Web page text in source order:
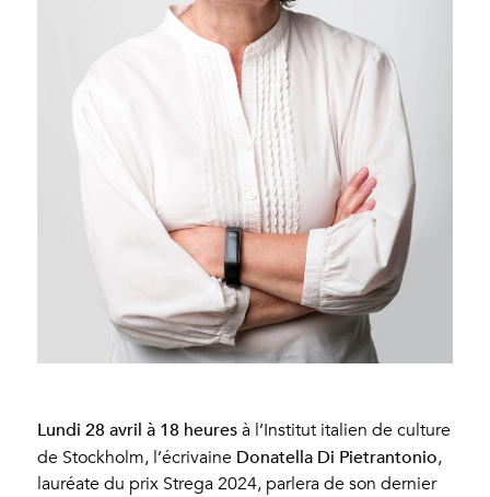
Lundi 28 avril à 18 heures à l’Institut italien de culture
de Stockholm, l’écrivaine Donatella Di Pietrantonio,
lauréate du prix Strega 2024, parlera de son dernier